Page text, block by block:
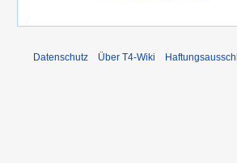
Datenschutz Über T4-Wiki